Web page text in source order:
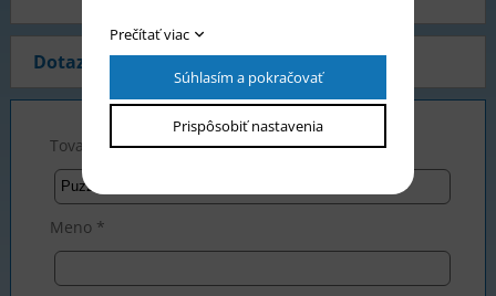
Dotaz na produkt
Tovar *
Meno *
Prečítať viac
Súhlasím a pokračovať
Prispôsobiť nastavenia